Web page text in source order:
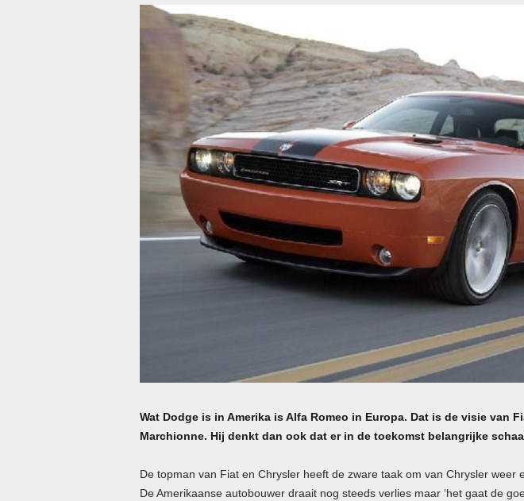
Wat Dodge is in Amerika is Alfa Romeo in Europa. Dat is de visie van
Marchionne. Hij denkt dan ook dat er in de toekomst belangrijke
De topman van Fiat en Chrysler heeft de zware taak om van Chrysler weer
De Amerikaanse autobouwer draait nog steeds verlies maar ‘het gaat de